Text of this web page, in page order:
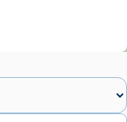
de Les